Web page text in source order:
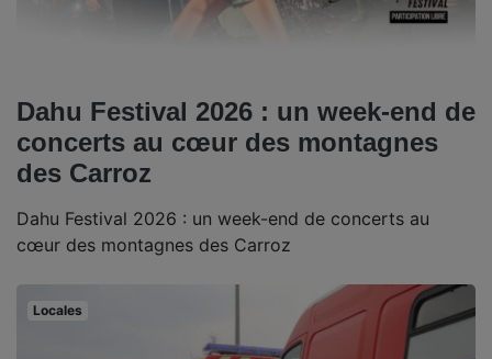
Dahu Festival 2026 : un week-end de
concerts au cœur des montagnes
des Carroz
Dahu Festival 2026 : un week-end de concerts au
cœur des montagnes des Carroz
Locales